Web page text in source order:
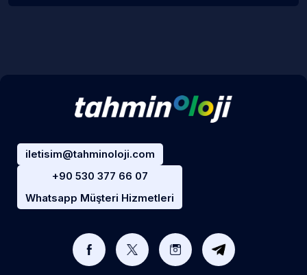
iletisim@tahminoloji.com
+90 530 377 66 07
Whatsapp Müşteri Hizmetleri